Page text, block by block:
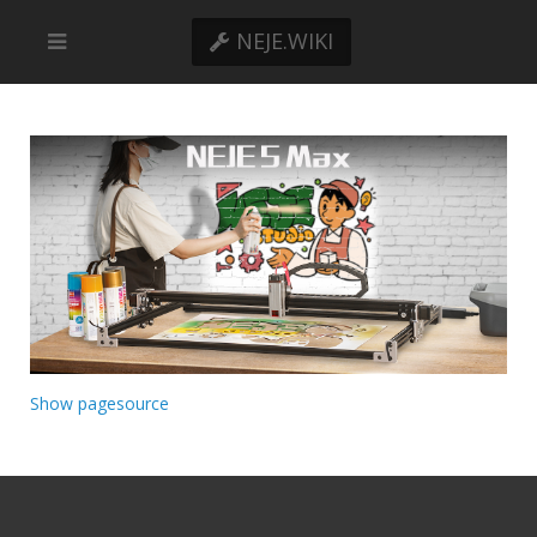
NEJE.WIKI
Show pagesource